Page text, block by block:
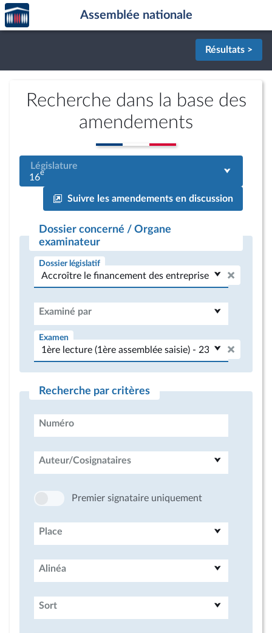
Aller au contenu
Aller en bas de la page
Accèder
à la
page
Assemblée nationale
Résultats >
Recherche dans la base des
amendements
Législature
16e
Suivre les amendements en discussion
Dossier concerné / Organe
examinateur
Dossier législatif
Examiné par
Examen
Recherche par critères
Numéro
Auteur/Cosignataires
Premier signataire uniquement
Place
Alinéa
Sort